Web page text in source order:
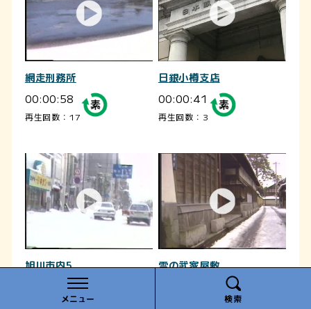
メニュー 検索
網走刑務所
00:00:58
再生回数：17
日銀小樽支店
00:00:41
再生回数：3
旭川市内5
00:00:57
再生回数：61
雪の武家屋敷